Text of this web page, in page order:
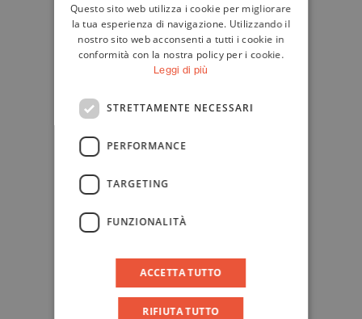
ENGLISH
Questo sito web utilizza i cookie per migliorare
la tua esperienza di navigazione. Utilizzando il
nostro sito web acconsenti a tutti i cookie in
conformità con la nostra policy per i cookie.
Leggi di più
STRETTAMENTE NECESSARI
PERFORMANCE
TARGETING
FUNZIONALITÀ
ACCETTA TUTTO
RIFIUTA TUTTO